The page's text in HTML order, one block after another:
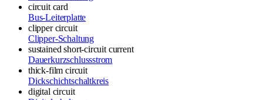
circuit card
Bus-Leiterplatte
clipper circuit
Clipper-Schaltung
sustained short-circuit current
Dauerkurzschlussstrom
thick-film circuit
Dickschichtschaltkreis
digital circuit